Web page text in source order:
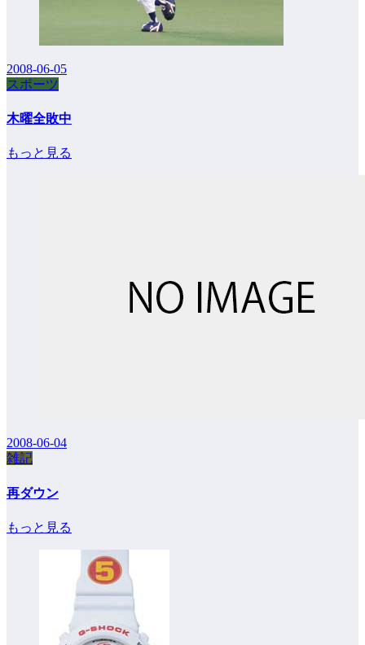
2008-06-05
スポーツ
木曜全敗中
もっと見る
2008-06-04
雑記
再ダウン
もっと見る